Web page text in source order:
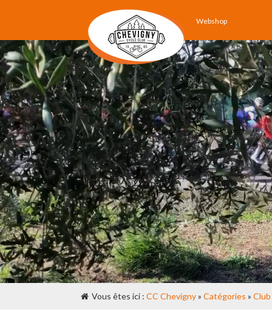
Webshop
Vous êtes ici : CC Chevigny» Catégories » Club